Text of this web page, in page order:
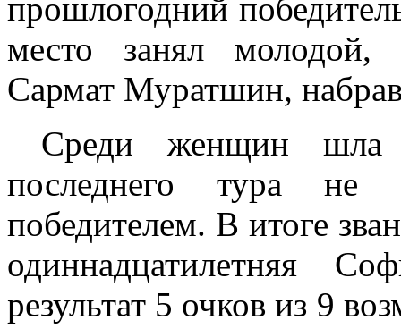
прошлогодний
место занял молодой,
Сармат Муратшин,
Среди женщин шла
последнего тура не
победителем. В итоге
одиннадцатилетняя
результат 5 очков из 9